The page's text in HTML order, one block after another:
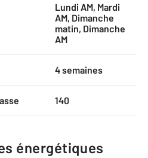
Lundi AM, Mardi
AM, Dimanche
matin, Dimanche
AM
4 semaines
140
énergétiques